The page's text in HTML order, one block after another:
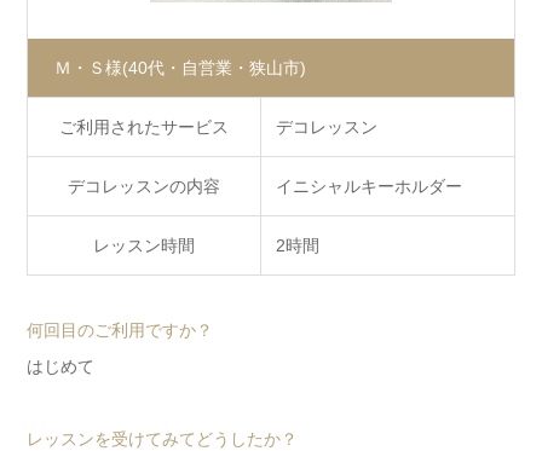
Ｍ・Ｓ様(40代・自営業・狭山市)
ご利用されたサービス デコレッスン
デコレッスンの内容 イニシャルキーホルダー
レッスン時間 2時間
何回目のご利用ですか？
はじめて
レッスンを受けてみてどうしたか？